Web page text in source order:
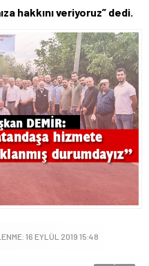
hakkını veriyoruz” dedi.
16 EYLÜL 2019 15:48